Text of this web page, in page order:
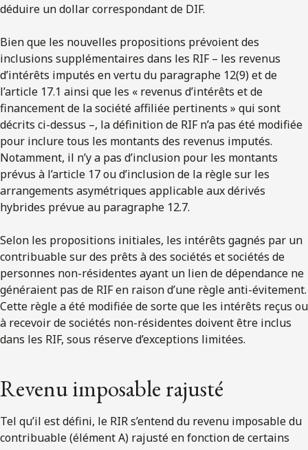
déduire un dollar correspondant de DIF.
Bien que les nouvelles propositions prévoient des
inclusions supplémentaires dans les RIF – les revenus
d’intérêts imputés en vertu du paragraphe 12(9) et de
l’article 17.1 ainsi que les « revenus d’intérêts et de
financement de la société affiliée pertinents » qui sont
décrits ci-dessus –, la définition de RIF n’a pas été modifiée
pour inclure tous les montants des revenus imputés.
Notamment, il n’y a pas d’inclusion pour les montants
prévus à l’article 17 ou d’inclusion de la règle sur les
arrangements asymétriques applicable aux dérivés
hybrides prévue au paragraphe 12.7.
Selon les propositions initiales, les intérêts gagnés par un
contribuable sur des prêts à des sociétés et sociétés de
personnes non-résidentes ayant un lien de dépendance ne
généraient pas de RIF en raison d’une règle anti-évitement.
Cette règle a été modifiée de sorte que les intérêts reçus ou
à recevoir de sociétés non-résidentes doivent être inclus
dans les RIF, sous réserve d’exceptions limitées.
Revenu imposable rajusté
Tel qu’il est défini, le RIR s’entend du revenu imposable du
contribuable (élément A) rajusté en fonction de certains